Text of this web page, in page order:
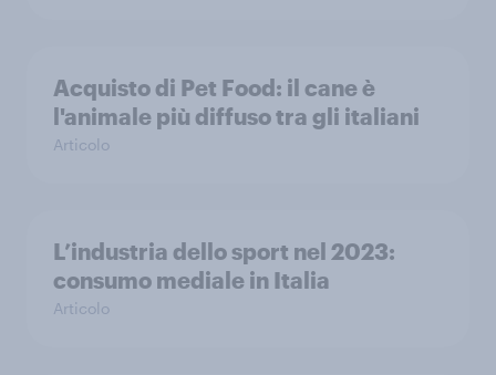
Acquisto di Pet Food: il cane è
l'animale più diffuso tra gli italiani
Articolo
L’industria dello sport nel 2023:
consumo mediale in Italia
Articolo